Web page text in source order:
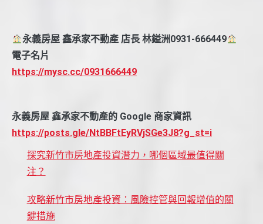
永義房屋 鑫承家不動產 店長 林鎰洲0931-666449
電子名片
https://mysc.cc/0931666449
永義房屋 鑫承家不動產的 Google 商家資訊
https://posts.gle/NtBBFtEyRVjSGe3J8?g_st=i
探究新竹市房地產投資潛力，哪個區域最值得關
注？
攻略新竹市房地產投資：風險控管與回報增值的關
鍵措施